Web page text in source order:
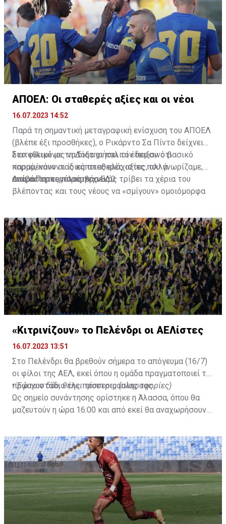
ΑΠΟΕΛ: Οι σταθερές αξίες και οι νέοι
16.07.2023 14:52
Παρά τη σημαντική μεταγραφική ενίσχυση του ΑΠΟΕΛ
(βλέπε έξι προσθήκες), ο Ρικάρντο Σα Πίντο δείχνει
διατεθειμένος να διατηρήσει τον περσινό βασικό
κορμό, κάνοντας κάποιες ελάχιστες, αλλά
απαραίτητες παρεμβάσεις.
Στο φιλικό με τη Δόξα οι παλιοί έδειξαν ότι
παραμένουν οι ίδιες σταθερές αξίες που γνωρίζαμε,
ενώ ο Πορτογάλος τεχνικός τρίβει τα χέρια του
βλέποντας και τους νέους να «σμίγουν» ομοιόμορφα
Διαβάστε περισσότεραΕΔΩ.
«Κιτρινίζουν» το Πελένδρι οι ΑΕΛίστες
16.07.2023 13:51
Στο Πελένδρι θα βρεθούν σήμερα το απόγευμα (16/7)
οι φίλοι της ΑΕΛ, εκεί όπου η ομάδα πραγματοποιεί το
πρώτο στάδιο της προετοιμασίας της.
•Έφυγαν δύο, θέλει τέσσερις (πληροφορίες)
Ως σημείο συνάντησης ορίστηκε η Άλασσα, όπου θα
μαζευτούν η ώρα 16:00 και από εκεί θα αναχωρήσουν
δώοσυν το παρών τους στην απογευματινή προπόνηση
της ομάδας.